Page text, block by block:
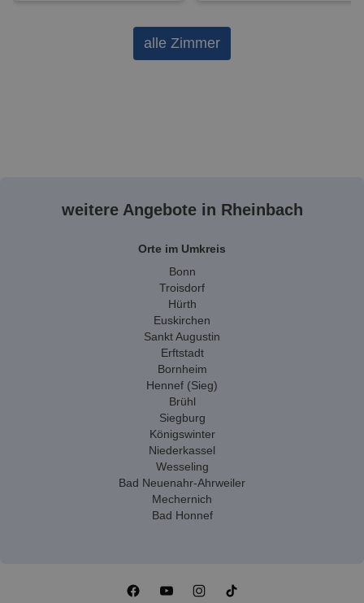
alle Zimmer
weitere Angebote in Rheinbach
Orte im Umkreis
Bonn
Troisdorf
Hürth
Euskirchen
Sankt Augustin
Erftstadt
Bornheim
Hennef (Sieg)
Brühl
Siegburg
Königswinter
Niederkassel
Wesseling
Bad Neuenahr-Ahrweiler
Mechernich
Bad Honnef